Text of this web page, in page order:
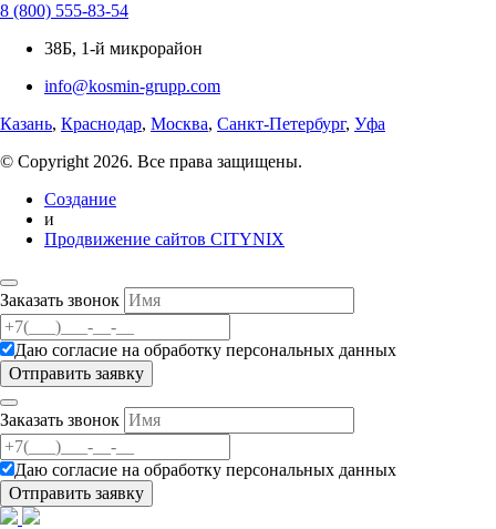
8 (800) 555-83-54
38Б, 1-й микрорайон
info@kosmin-grupp.com
Казань, Краснодар, Москва, Санкт-Петербург, Уфа
© Copyright 2026. Все права защищены.
Создание
и
Продвижение сайтов CITYNIX
Заказать звонок
Даю согласие на обработку персональных данных
Заказать звонок
Даю согласие на обработку персональных данных